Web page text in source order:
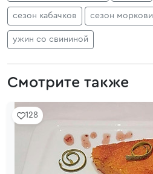
сезон кабачков сезон моркови
ужин со свининой
Смотрите также
128